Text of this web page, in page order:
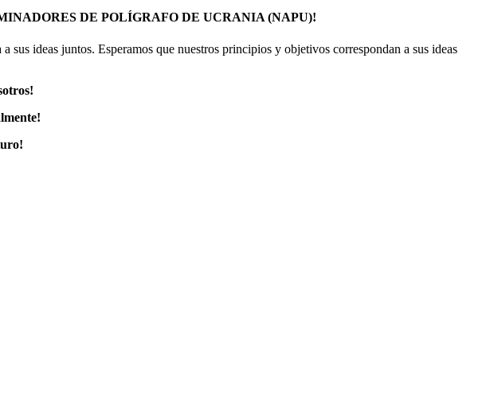
DE POLÍGRAFO DE UCRANIA (NAPU)!
ideas juntos. Esperamos que nuestros principios y objetivos correspondan a sus ideas